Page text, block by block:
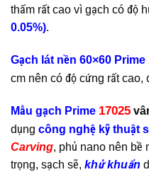
thấm rất cao vì gạch có độ
0.05%).
Gạch lát nền 60×60 Prime
cm nên có độ cứng rất cao,
Mẫu gạch Prime 17025
dụng công nghệ kỹ thuật
Carving, phủ nano nên bề
trọng, sạch sẽ, khử khuẩn